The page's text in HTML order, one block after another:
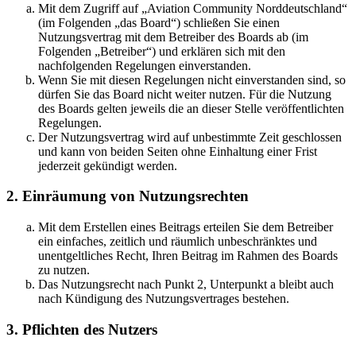
Mit dem Zugriff auf „Aviation Community Norddeutschland“
(im Folgenden „das Board“) schließen Sie einen
Nutzungsvertrag mit dem Betreiber des Boards ab (im
Folgenden „Betreiber“) und erklären sich mit den
nachfolgenden Regelungen einverstanden.
Wenn Sie mit diesen Regelungen nicht einverstanden sind, so
dürfen Sie das Board nicht weiter nutzen. Für die Nutzung
des Boards gelten jeweils die an dieser Stelle veröffentlichten
Regelungen.
Der Nutzungsvertrag wird auf unbestimmte Zeit geschlossen
und kann von beiden Seiten ohne Einhaltung einer Frist
jederzeit gekündigt werden.
2. Einräumung von Nutzungsrechten
Mit dem Erstellen eines Beitrags erteilen Sie dem Betreiber
ein einfaches, zeitlich und räumlich unbeschränktes und
unentgeltliches Recht, Ihren Beitrag im Rahmen des Boards
zu nutzen.
Das Nutzungsrecht nach Punkt 2, Unterpunkt a bleibt auch
nach Kündigung des Nutzungsvertrages bestehen.
3. Pflichten des Nutzers